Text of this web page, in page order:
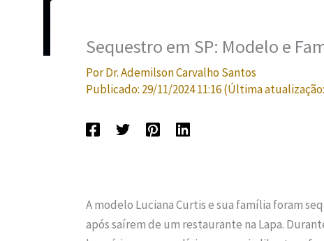
Sequestro em SP: Modelo e
PorDr. Ademilson Carvalho Santos
Publicado: 29/11/2024 11:16(Última atualização:
A modelo Luciana Curtis e sua família foram
após saírem de um restaurante na Lapa.